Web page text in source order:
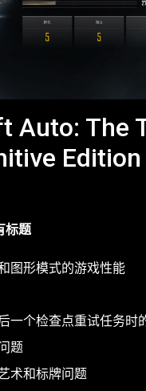
Auto: The
标题
图形模式的游戏性能
一个检查点重试任务时
题
术和标牌问题